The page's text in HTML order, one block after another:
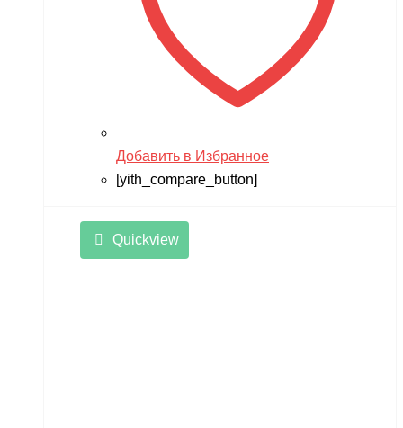
Добавить в Избранное
[yith_compare_button]
Quickview